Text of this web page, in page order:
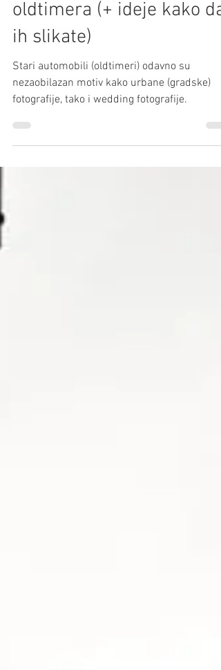
Fotografije beogradskih
oldtimera (+ ideje kako da
ih slikate)
Stari automobili (oldtimeri) odavno su
nezaobilazan motiv kako urbane (gradske)